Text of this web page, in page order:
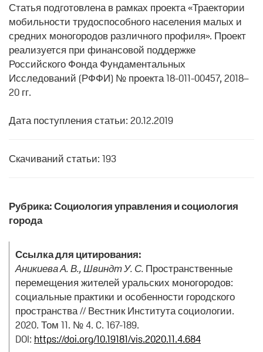
Статья подготовлена в рамках проекта «Траектории
мобильности трудоспособного населения малых и
средних моногородов различного профиля». Проект
реализуется при финансовой поддержке
Российского Фонда Фундаментальных
Исследований (РФФИ) № проекта 18-011-00457, 2018–
20 гг.
Дата поступления статьи: 20.12.2019
Скачиваний статьи: 193
Рубрика: Социология управления и социология
города
Ссылка для цитирования:
Аникиева А. В., Швиндт У. С. Пространственные
перемещения жителей уральских моногородов:
социальные практики и особенности городского
пространства // Вестник Института социологии.
2020. Том 11. № 4. C. 167-189.
DOI: https://doi.org/10.19181/vis.2020.11.4.684